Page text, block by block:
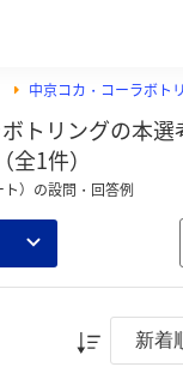
中京コカ・コーラボト
トリングの本選
1件）
）の設問・回答例